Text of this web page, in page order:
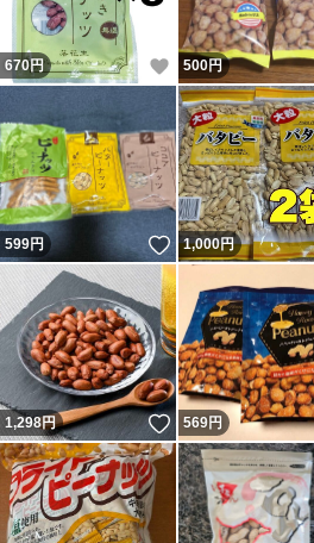
670円 いいね！
500円
599円 いいね！
1,000円
1,298円 いいね！
569円